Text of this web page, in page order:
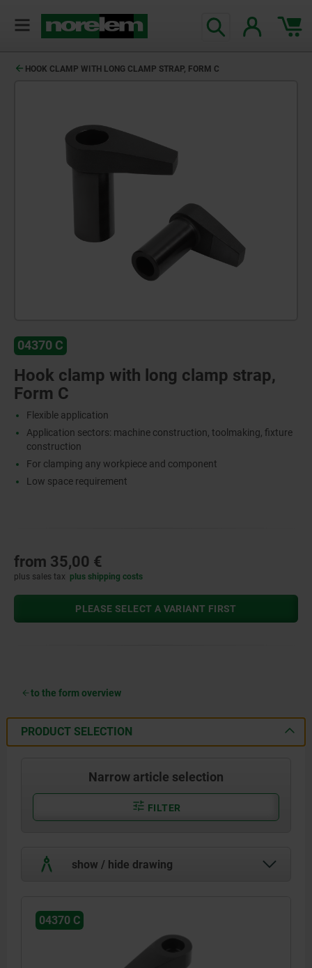
HOOK CLAMP WITH LONG CLAMP STRAP, FORM C
04370 C
Hook clamp with long clamp strap,
Form C
Flexible application
Application sectors: machine construction, toolmaking, fixture
construction
For clamping any workpiece and component
Low space requirement
from 35,00 €
plus sales tax plus shipping costs
PLEASE SELECT A VARIANT FIRST
to the form overview
PRODUCT SELECTION
Narrow article selection
FILTER
show / hide drawing
04370 C